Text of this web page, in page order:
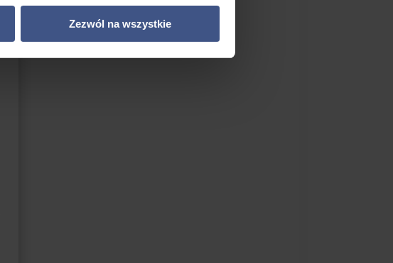
Zezwól na wszystkie